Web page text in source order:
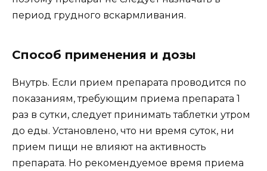
период грудного вскармливания.
Способ применения и дозы
Внутрь. Если прием препарата проводится по
показаниям, требующим приема препарата 1
раз в сутки, следует принимать таблетки утром
до еды. Установлено, что ни время суток, ни
прием пищи не влияют на активность
препарата. Но рекомендуемое время приема